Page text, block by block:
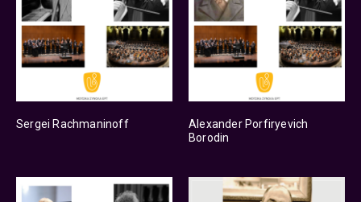
Sergei Rachmaninoff
Alexander Porfiryevich
Borodin